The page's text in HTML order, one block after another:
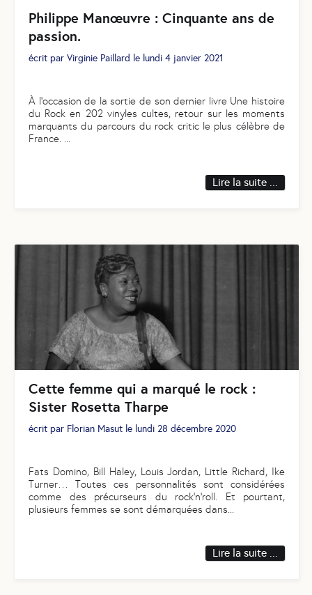
Philippe Manœuvre : Cinquante ans de
passion.
écrit par Virginie Paillard le lundi 4 janvier 2021
À l’occasion de la sortie de son dernier livre Une histoire
du Rock en 202 vinyles cultes, retour sur les moments
marquants du parcours du rock critic le plus célèbre de
France.
Lire la suite ...
Cette femme qui a marqué le rock :
Sister Rosetta Tharpe
écrit par Florian Masut le lundi 28 décembre 2020
Fats Domino, Bill Haley, Louis Jordan, Little Richard, Ike
Turner… Toutes ces personnalités sont considérées
comme des précurseurs du rock’n’roll. Et pourtant,
plusieurs femmes se sont démarquées dans
Lire la suite ...